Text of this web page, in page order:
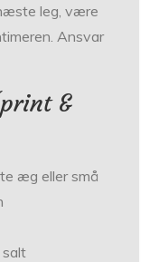
leg, være
Ansvar
&
æg eller små
salt